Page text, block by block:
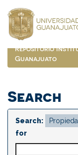
navigation
Repositorio
Guanajuato
Search
Search:
for